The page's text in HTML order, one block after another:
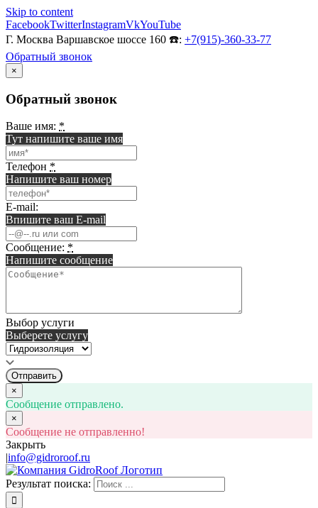
Skip to content
FacebookTwitterInstagramVkYouTube
Г. Москва Варшавское шоссе 160 ☎️: +7(915)-360-33-77
Обратный звонок
×
Обратный звонок
Ваше имя: *
Тут напишите ваше имя
Телефон *
Напишите ваш номер
E-mail:
Впишите ваш E-mail
Сообщение: *
Напишите сообщение
Выбор услуги
Выберете услугу
Отправить
×
Сообщение отправлено.
×
Сообщение не отправленно!
Закрыть
|info@gidroroof.ru
Результат поиска: